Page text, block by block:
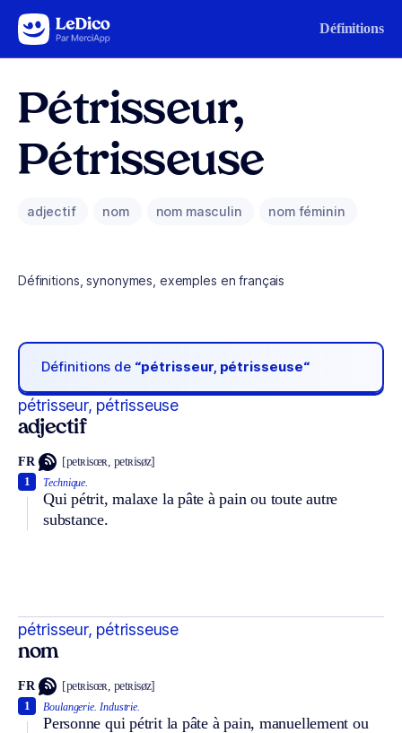
Aller au contenu Définitions
Pétrisseur,
Pétrisseuse
adjectif nom nom masculin nom féminin
Définitions, synonymes, exemples en français
Définitions de “pétrisseur, pétrisseuse“
pétrisseur, pétrisseuse
adjectif
FR [petʀisœʀ, petʀisøz]
Technique.
Qui pétrit, malaxe la pâte à pain ou toute autre
substance.
1
pétrisseur, pétrisseuse
nom
FR [petʀisœʀ, petʀisøz]
Boulangerie. Industrie.
Personne qui pétrit la pâte à pain, manuellement ou
1